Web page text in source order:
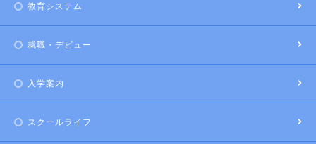
教育システム
就職・デビュー
入学案内
スクールライフ